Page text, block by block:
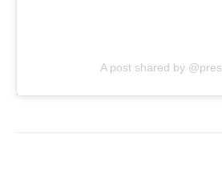
A post shared by